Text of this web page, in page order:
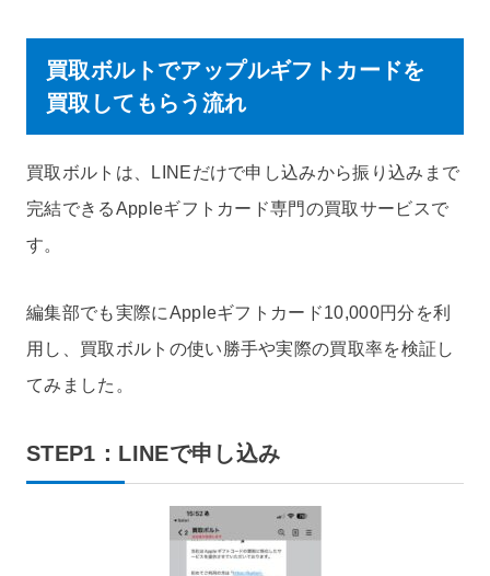
買取ボルトでアップルギフトカードを
買取してもらう流れ
買取ボルトは、LINEだけで申し込みから振り込みまで
完結できるAppleギフトカード専門の買取サービスで
す。
編集部でも実際にAppleギフトカード10,000円分を利
用し、買取ボルトの使い勝手や実際の買取率を検証し
てみました。
STEP1：LINEで申し込み